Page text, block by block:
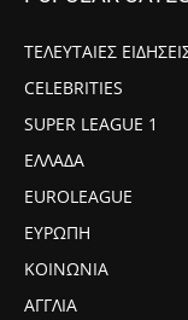
ΤΕΛΕΥΤΑΙΕΣ
CELEBRITIES
SUPER LEAGUE 1
ΕΛΛΑΔΑ
EUROLEAGUE
ΕΥΡΩΠΗ
ΚΟΙΝΩΝΙΑ
ΑΓΓΛΙΑ